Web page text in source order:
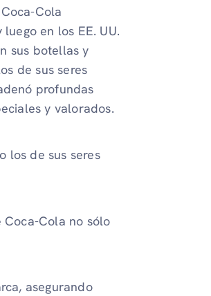
Cola
en los EE. UU.
sus botellas y
de sus seres
profundas
y valorados.
los de sus seres
Cola no sólo
asegurando